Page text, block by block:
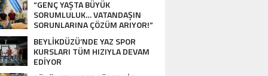
“GENÇ YAŞTA BÜYÜK
SORUMLULUK… VATANDAŞIN
SORUNLARINA ÇÖZÜM ARIYOR!”
BEYLİKDÜZÜ’NDE YAZ SPOR
KURSLARI TÜM HIZIYLA DEVAM
EDİYOR